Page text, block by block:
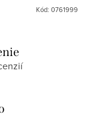
Kód: 0761999